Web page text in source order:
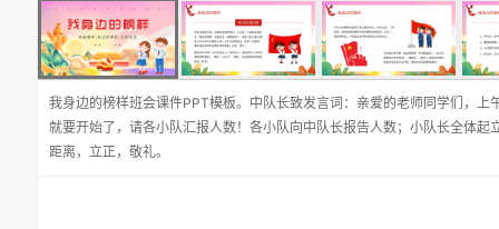
我身边的榜样班会课件PPT模板。中队长致发言词：亲爱的老师同学们，上
就要开始了，请各小队汇报人数！各小队向中队长报告人数；小队长全体
距离，立正，敬礼。